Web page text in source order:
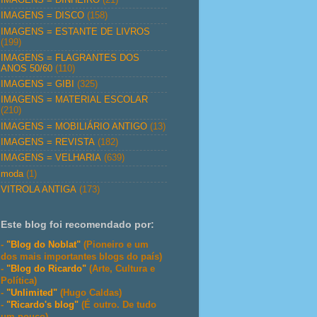
IMAGENS = DISCO (158)
IMAGENS = ESTANTE DE LIVROS
(199)
IMAGENS = FLAGRANTES DOS
ANOS 50/60 (110)
IMAGENS = GIBI
(325)
IMAGENS = MATERIAL ESCOLAR
(210)
IMAGENS = MOBILIÁRIO ANTIGO (13)
IMAGENS = REVISTA (182)
IMAGENS = VELHARIA (639)
moda (1)
VITROLA ANTIGA (173)
Este blog foi recomendado por:
- "Blog do Noblat" (Pioneiro e um
dos mais importantes blogs do país)
- "Blog do Ricardo" (Arte, Cultura e
Política)
- "Unlimited" (Hugo Caldas)
- "Ricardo's blog" (É outro. De tudo